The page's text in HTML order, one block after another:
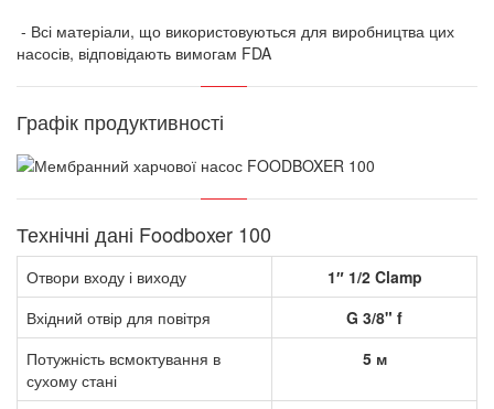
- Всі матеріали, що використовуються для виробництва цих
насосів, відповідають вимогам FDA
Графік продуктивності
Технічні дані Foodboxer 100
Отвори входу і виходу
1″ 1/2 Clamp
Вхідний отвір для повітря
G 3/8" f
Потужність всмоктування в
сухому стані
5 м